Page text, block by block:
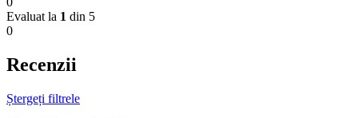
Evaluat la 1 din 5
0
Recenzii
Ștergeți filtrele